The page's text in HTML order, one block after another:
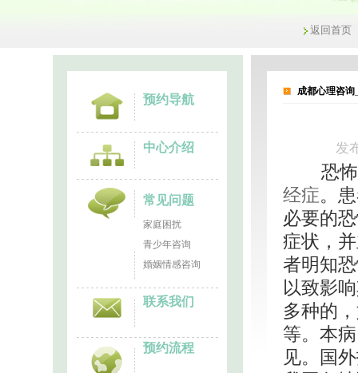
返回首页
预约导航
中心介绍
常见问题
联系我们
预约流程
家庭困扰
青少年咨询
婚姻情感咨询
成都心理咨询
发
恐怖
经症。
必要的
症状，
者明知
以致影
多种的
等。本
见。国